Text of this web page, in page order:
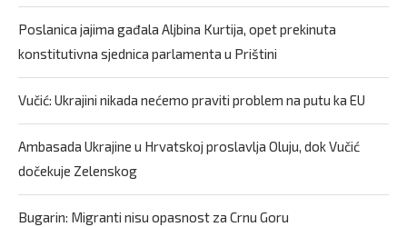
Poslanica jajima gađala Aljbina Kurtija, opet prekinuta
konstitutivna sjednica parlamenta u Prištini
Vučić: Ukrajini nikada nećemo praviti problem na putu ka EU
Ambasada Ukrajine u Hrvatskoj proslavlja Oluju, dok Vučić
dočekuje Zelenskog
Bugarin: Migranti nisu opasnost za Crnu Goru